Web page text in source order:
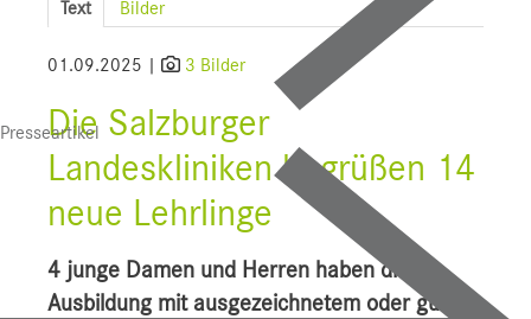
PresseartikelUniklinikum Salzburg
HAL
Text Bilder
01.09.2025 | 3 Bilder
Die Salzburger
Landeskliniken begrüßen 14
neue Lehrlinge
4 junge Damen und Herren haben die
Ausbildung mit ausgezeichnetem oder guten